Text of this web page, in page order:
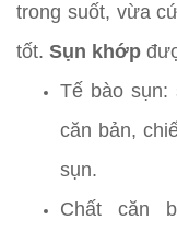
trong suốt, vừa
tốt. Sụn khớp
Tế bào
căn bản,
sụn.
Chất căn